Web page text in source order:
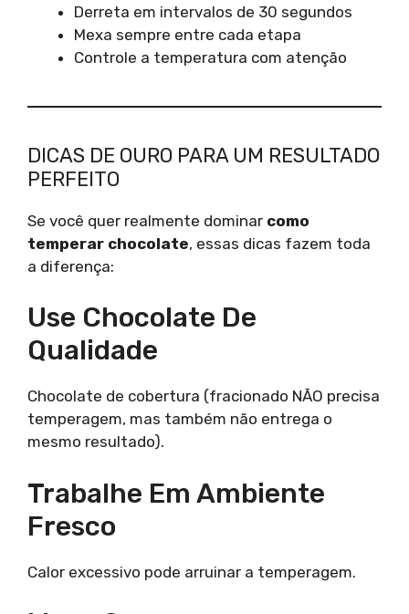
Derreta em intervalos de 30 segundos
Mexa sempre entre cada etapa
Controle a temperatura com atenção
DICAS DE OURO PARA UM RESULTADO
PERFEITO
Se você quer realmente dominar como
temperar chocolate, essas dicas fazem toda
a diferença:
Use Chocolate De
Qualidade
Chocolate de cobertura (fracionado NÃO precisa
temperagem, mas também não entrega o
mesmo resultado).
Trabalhe Em Ambiente
Fresco
Calor excessivo pode arruinar a temperagem.